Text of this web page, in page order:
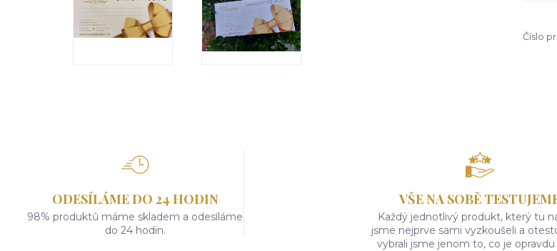
Číslo
ODESÍLÁME DO 24 HODIN
98% produktů máme skladem a odesíláme
do 24 hodin.
VŠE NA SOBĚ
Každý jednotlivý produkt, který tu
jsme nejprve sami vyzkoušeli a
vybrali jsme jenom to, co je opravdu